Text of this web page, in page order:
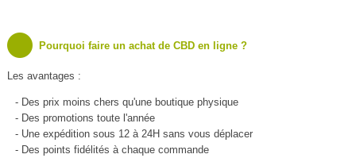
Pourquoi faire un achat de CBD en ligne ?
Les avantages :
- Des prix moins chers qu'une boutique physique
- Des promotions toute l'année
- Une expédition sous 12 à 24H sans vous déplacer
- Des points fidélités à chaque commande